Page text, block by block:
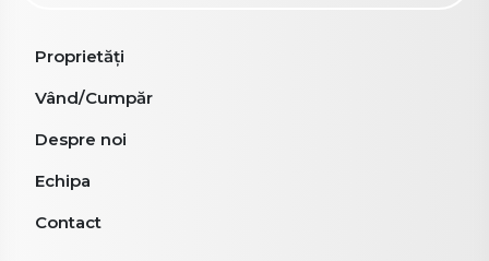
Proprietăți
Vând/Cumpăr
Despre noi
Echipa
Contact